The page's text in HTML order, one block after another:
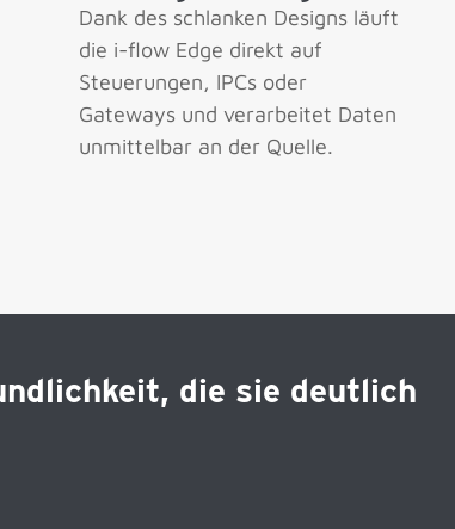
Dank des schlanken Designs läuft
die i-flow Edge direkt auf
Steuerungen, IPCs oder
Gateways und verarbeitet Daten
unmittelbar an der Quelle.
die sie deutlich